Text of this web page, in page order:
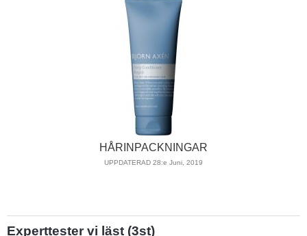
HÅRINPACKNINGAR
UPPDATERAD 28:e Juni, 2019
Experttester vi läst (3st)